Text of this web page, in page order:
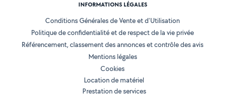
INFORMATIONS LÉGALES
Conditions Générales de Vente et d'Utilisation
Politique de confidentialité et de respect de la vie privée
Référencement, classement des annonces et contrôle des avis
Mentions légales
Cookies
Location de matériel
Prestation de services